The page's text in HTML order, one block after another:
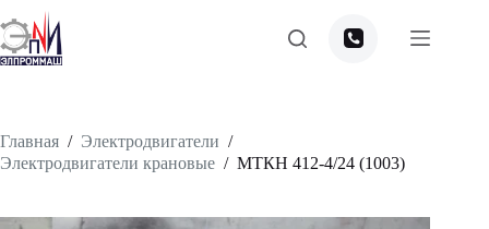
Перейти
к
сути
Главная / Электродвигатели /
Электродвигатели крановые / МТКН 412-4/24 (1003)